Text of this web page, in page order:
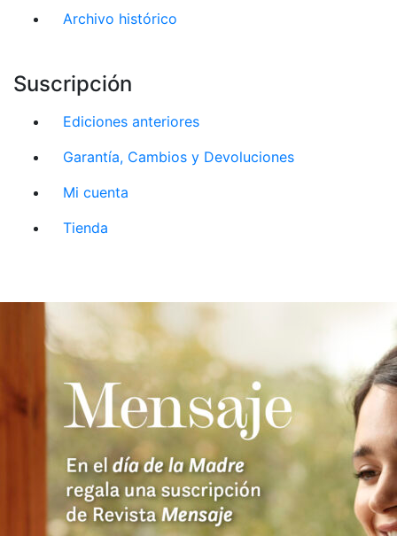
Archivo histórico
Suscripción
Ediciones anteriores
Garantía, Cambios y Devoluciones
Mi cuenta
Tienda